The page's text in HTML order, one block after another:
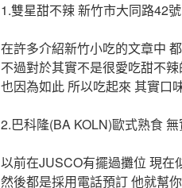
1.雙星甜不辣 新竹市大同路42號
在許多介紹新竹小吃的文章中
不過對於其實不是很愛吃甜不
也因為如此 所以吃起來 其實口
2.巴科隆(BA KOLN)歐式熟食
以前在JUSCO有擺過攤位 現在
然後都是採用電話預訂 他就幫